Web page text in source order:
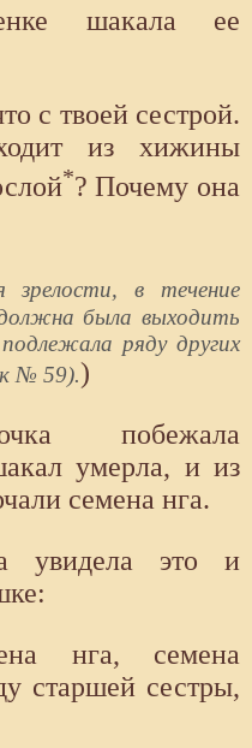
шакала ее
с твоей сестрой.
из хижины
*? Почему она
зрелости, в течение
должна была выходить
ряду других
к № 59).)
побежала
умерла, и из
семена нга.
увидела это и
нга, семена
старшей сестры,